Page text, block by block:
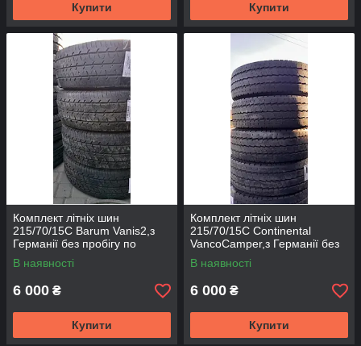
Купити Купити
Комплект літніх шин
215/70/15С Barum Vanis2,з
Германії без пробігу по
Україні 18-20рік
В наявності
6 000 ₴
Купити
Комплект літніх шин
215/70/15С Continental
VancoCamper,з Германії без
пробігу по Україні
В наявності
6 000 ₴
Купити